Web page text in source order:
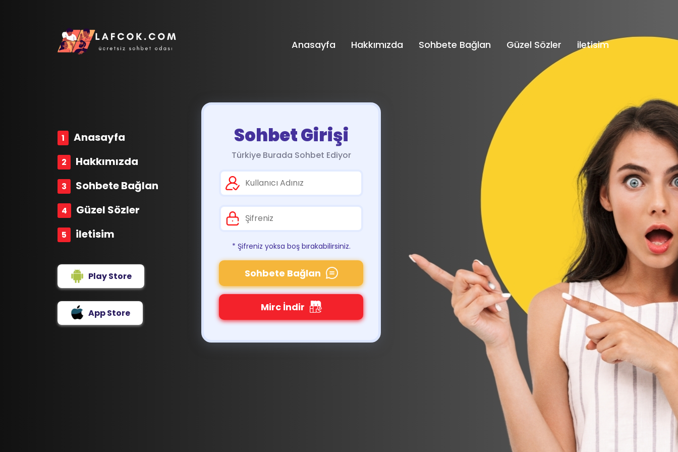
Anasayfa Hakkımızda Sohbete Bağlan Güzel Sözler iletisim
Anasayfa
Hakkımızda
Sohbete Bağlan
Güzel Sözler
iletisim
Play Store
App Store
Sohbet Girişi
Türkiye Burada Sohbet Ediyor
* Şifreniz yoksa boş bırakabilirsiniz.
Sohbete Bağlan
Mirc İndir